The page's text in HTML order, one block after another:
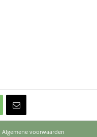
Algemene voorwaarden